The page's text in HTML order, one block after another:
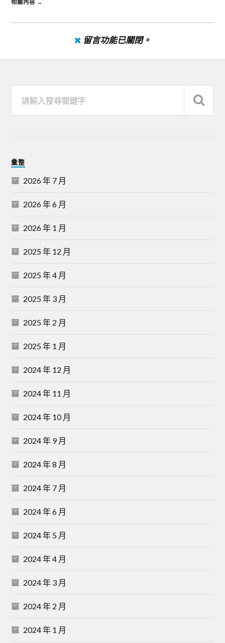
相關內容 →
留言功能已關閉。
彙整
2026 年 7 月
2026 年 6 月
2026 年 1 月
2025 年 12 月
2025 年 4 月
2025 年 3 月
2025 年 2 月
2025 年 1 月
2024 年 12 月
2024 年 11 月
2024 年 10 月
2024 年 9 月
2024 年 8 月
2024 年 7 月
2024 年 6 月
2024 年 5 月
2024 年 4 月
2024 年 3 月
2024 年 2 月
2024 年 1 月